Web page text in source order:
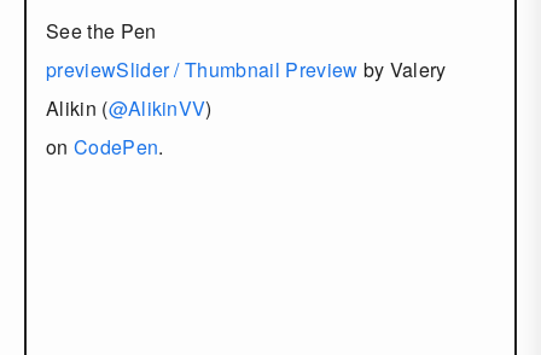
See the Pen
previewSlider / Thumbnail Preview by Valery
Alikin (@AlikinVV)
on CodePen.